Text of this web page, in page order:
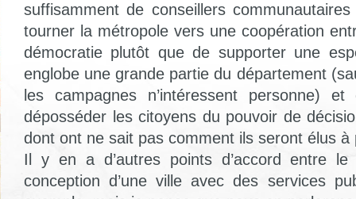
suffisamment de conseillers
tourner la métropole vers une coopération
démocratie plutôt que de supporter une
englobe une grande partie du département
les campagnes n’intéressent personne)
déposséder les citoyens du pouvoir de
dont ont ne sait pas comment ils seront élus à
Il y en a d’autres points d’accord entre
conception d’une ville avec des services